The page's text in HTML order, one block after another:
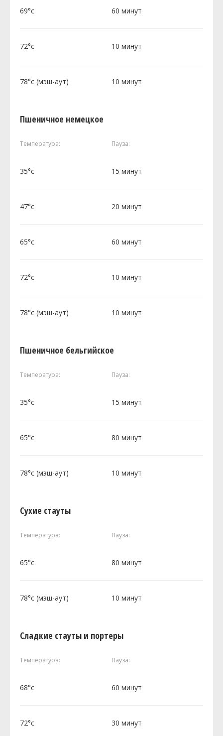
69°c 60 минут
72°c 10 минут
78°c (мэш-аут) 10 минут
Пшеничное немецкое
Температура: Пауза:
35°c 15 минут
47°c 20 минут
65°c 60 минут
72°c 10 минут
78°c (мэш-аут) 10 минут
Пшеничное бельгийское
Температура: Пауза:
35°c 15 минут
65°c 80 минут
78°c (мэш-аут) 10 минут
Сухие стауты
Температура: Пауза:
65°c 80 минут
78°c (мэш-аут) 10 минут
Сладкие стауты и портеры
Температура: Пауза:
68°c 60 минут
72°c 30 минут